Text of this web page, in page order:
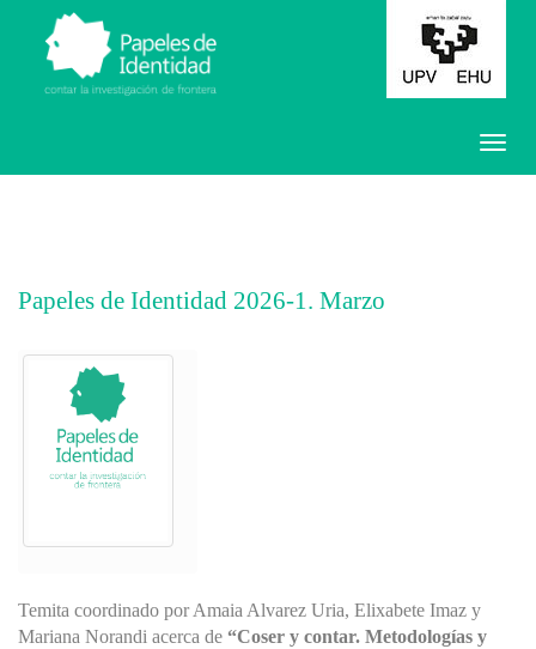
Papeles de Identidad 2026-1. Marzo
Temita coordinado por Amaia Alvarez Uria, Elixabete Imaz y
Mariana Norandi acerca de “Coser y contar. Metodologías y